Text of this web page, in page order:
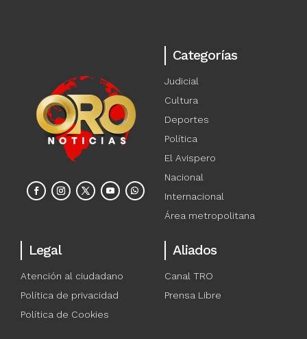
Categorías
Judicial
Cultura
Deportes
Política
El Avispero
Nacional
Internacional
Área metropolitana
Legal
Atención al ciudadano
Política de privacidad
Política de Cookies
Aliados
Canal TRO
Prensa Libre